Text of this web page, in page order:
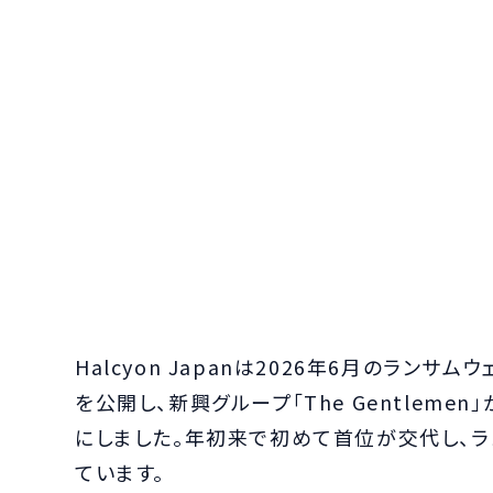
Halcyon Japanは2026年6月のランサムウェ
を公開し、新興グループ「The Gentlemen
にしました。年初来で初めて首位が交代し
ています。